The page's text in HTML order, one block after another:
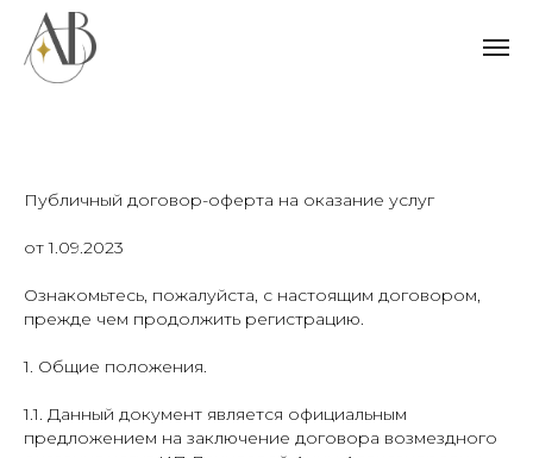
Публичный договор-оферта на оказание услуг
от 1.09.2023
Ознакомьтесь, пожалуйста, с настоящим договором,
прежде чем продолжить регистрацию.
1. Общие положения.
1.1. Данный документ является официальным
предложением на заключение договора возмездного